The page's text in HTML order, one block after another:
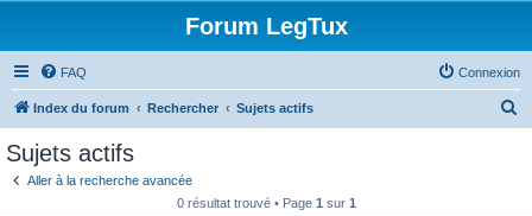
Forum LegTux
FAQ Connexion
Index du forum Rechercher Sujets actifs
Sujets actifs
Aller à la recherche avancée
0 résultat trouvé • Page 1 sur 1